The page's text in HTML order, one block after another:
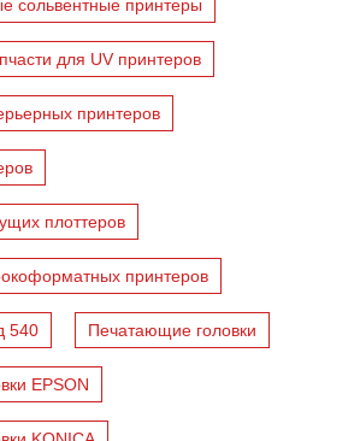
сольвентные принтеры
для UV принтеров
принтеров
плоттеров
принтеров
540 Печатающие головки
EPSON